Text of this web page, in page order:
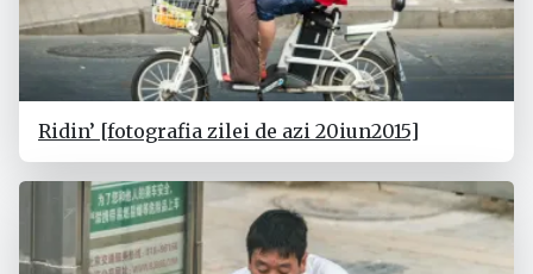
Ridin’ [fotografia zilei de azi 20iun2015]